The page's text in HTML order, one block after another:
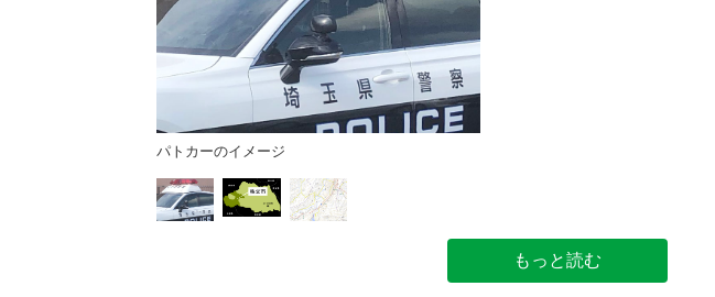
パトカーのイメージ
もっと読む